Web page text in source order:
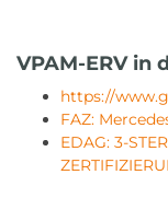
VPAM-ERV in
https://
FAZ:
EDAG: 3-